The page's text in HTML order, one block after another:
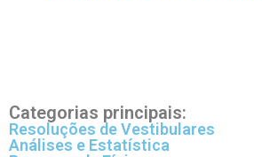
Categorias principais:
Resoluções de Vestibulares
Análises e Estatística